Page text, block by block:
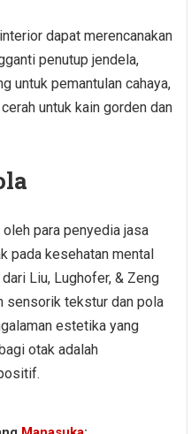
dapat merencanakan
penutup jendela,
untuk pemantulan cahaya,
untuk kain gorden dan
para penyedia jasa
pada kesehatan mental
Liu, Lughofer, & Zeng
sensorik tekstur dan pola
estetika yang
otak adalah